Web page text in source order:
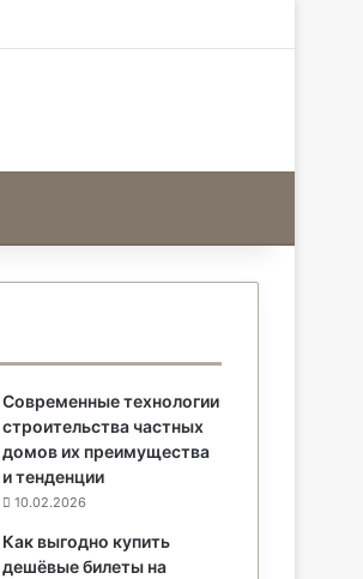
Современные технологии
строительства частных
домов их преимущества
и тенденции
10.02.2026
Как выгодно купить
дешёвые билеты на